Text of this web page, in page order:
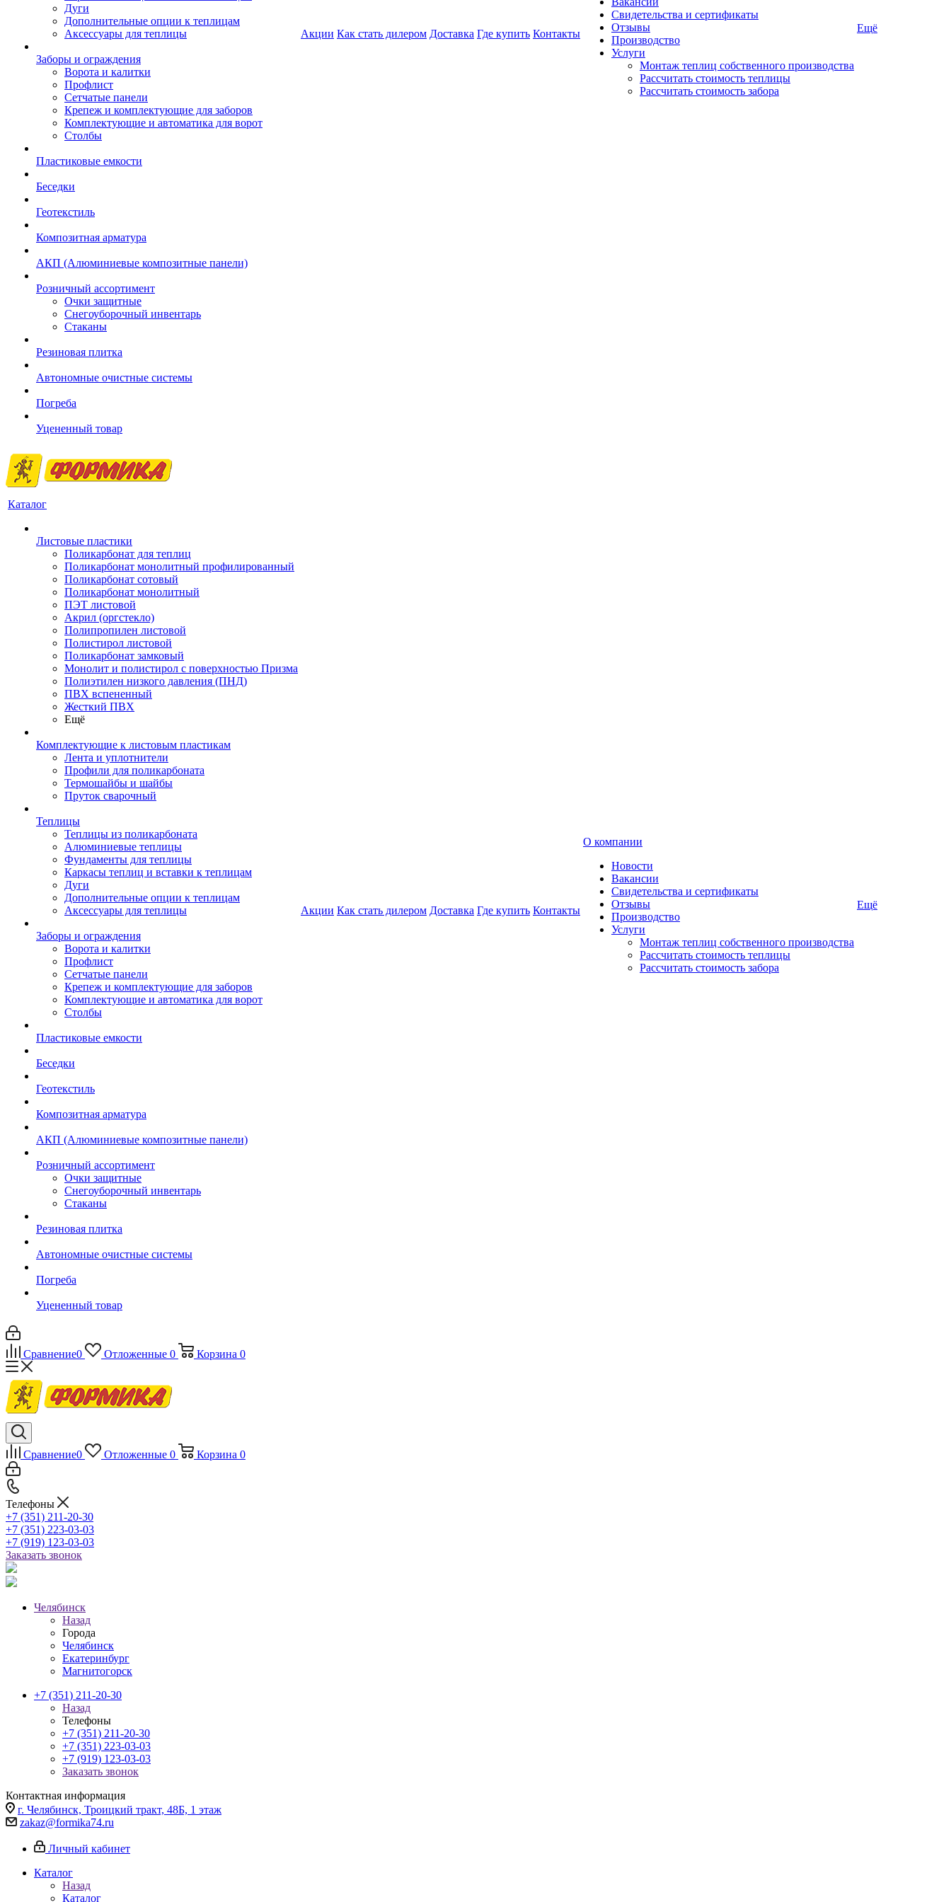
Дуги
Дополнительные опции к теплицам
Аксессуары для теплицы
Заборы и ограждения
Ворота и калитки
Профлист
Сетчатые панели
Крепеж и комплектующие для заборов
Комплектующие и автоматика для ворот
Столбы
Пластиковые емкости
Беседки
Геотекстиль
Композитная арматура
АКП (Алюминиевые композитные панели)
Розничный ассортимент
Очки защитные
Снегоуборочный инвентарь
Стаканы
Резиновая плитка
Автономные очистные системы
Погреба
Уцененный товар
Акции Как стать дилером Доставка Где купить Контакты
Свидетельства и сертификаты
Отзывы
Производство
Услуги
Монтаж теплиц собственного производства
Рассчитать стоимость теплицы
Рассчитать стоимость забора
Ещё
Каталог
Листовые пластики
Поликарбонат для теплиц
Поликарбонат монолитный профилированный
Поликарбонат сотовый
Поликарбонат монолитный
ПЭТ листовой
Акрил (оргстекло)
Полипропилен листовой
Полистирол листовой
Поликарбонат замковый
Монолит и полистирол с поверхностью Призма
Полиэтилен низкого давления (ПНД)
ПВХ вспененный
Жесткий ПВХ
Ещё
Комплектующие к листовым пластикам
Лента и уплотнители
Профили для поликарбоната
Термошайбы и шайбы
Пруток сварочный
Теплицы
Теплицы из поликарбоната
Алюминиевые теплицы
Фундаменты для теплицы
Каркасы теплиц и вставки к теплицам
Дуги
Дополнительные опции к теплицам
Аксессуары для теплицы
Заборы и ограждения
Ворота и калитки
Профлист
Сетчатые панели
Крепеж и комплектующие для заборов
Комплектующие и автоматика для ворот
Столбы
Пластиковые емкости
Беседки
Геотекстиль
Композитная арматура
АКП (Алюминиевые композитные панели)
Розничный ассортимент
Очки защитные
Снегоуборочный инвентарь
Стаканы
Резиновая плитка
Автономные очистные системы
Погреба
Уцененный товар
Акции Как стать дилером Доставка Где купить Контакты
О компании
Новости
Вакансии
Свидетельства и сертификаты
Отзывы
Производство
Услуги
Монтаж теплиц собственного производства
Рассчитать стоимость теплицы
Рассчитать стоимость забора
Ещё
Сравнение0 Отложенные 0 Корзина 0
Сравнение0 Отложенные 0 Корзина 0
Телефоны
+7 (351) 211-20-30
+7 (351) 223-03-03
+7 (919) 123-03-03
Заказать звонок
Челябинск
Назад
Города
Челябинск
Екатеринбург
Магнитогорск
+7 (351) 211-20-30
Назад
Телефоны
+7 (351) 211-20-30
+7 (351) 223-03-03
+7 (919) 123-03-03
Заказать звонок
Контактная информация
г. Челябинск, Троицкий тракт, 48Б, 1 этаж
zakaz@formika74.ru
Личный кабинет
Каталог
Назад
Каталог